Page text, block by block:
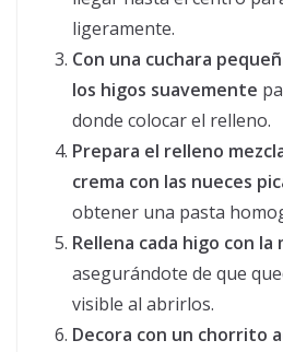
ligeramente.
Con una cuchara
los higos suavemente
donde colocar el relleno.
Prepara el relleno
crema con las nueces
obtener una pasta
Rellena cada higo con la
asegurándote de que
visible al abrirlos.
Decora con un chorrito